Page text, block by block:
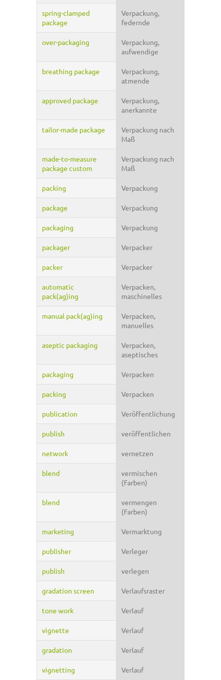
spring-clamped
package
Verpackung,
federnde
over-packaging
Verpackung,
aufwendige
breathing package
Verpackung,
atmende
approved package
Verpackung,
anerkannte
tailor-made package
Verpackung nach
Maß
made-to-measure
package custom
Verpackung nach
Maß
packing Verpackung
package Verpackung
packaging Verpackung
packager Verpacker
packer Verpacker
automatic
pack(ag)ing
Verpacken,
maschinelles
manual pack(ag)ing
Verpacken,
manuelles
aseptic packaging
Verpacken,
aseptisches
packaging Verpacken
packing Verpacken
publication Veröffentlichung
publish veröffentlichen
network vernetzen
blend
vermischen
(Farben)
blend
vermengen
(Farben)
marketing Vermarktung
publisher Verleger
publish verlegen
gradation screen Verlaufsraster
tone work Verlauf
vignette Verlauf
gradation Verlauf
vignetting Verlauf